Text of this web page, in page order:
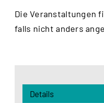
Die Veranstaltungen
falls nicht anders
Details